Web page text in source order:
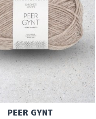
PEER GYNT